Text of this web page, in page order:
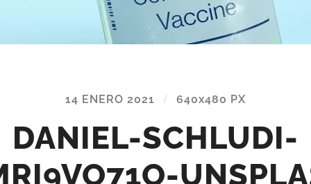
14 ENERO 2021 / 640x480 PX
DANIEL-SCHLUDI-